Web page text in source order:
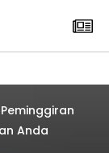
Anda